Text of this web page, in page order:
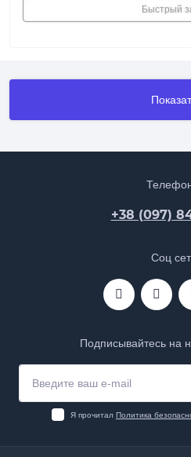
Быстрый
+38 (097)
Соц
Подписывайтесь на
Я прочитал Политика